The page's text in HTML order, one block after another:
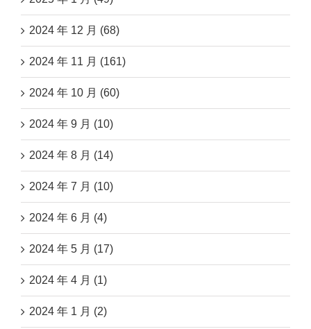
2024 年 12 月 (68)
2024 年 11 月 (161)
2024 年 10 月 (60)
2024 年 9 月 (10)
2024 年 8 月 (14)
2024 年 7 月 (10)
2024 年 6 月 (4)
2024 年 5 月 (17)
2024 年 4 月 (1)
2024 年 1 月 (2)